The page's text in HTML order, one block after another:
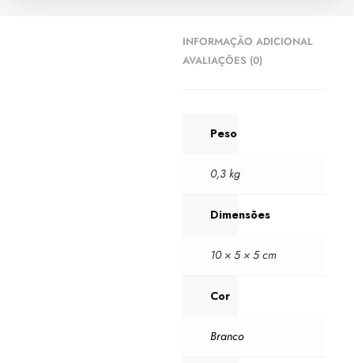
INFORMAÇÃO ADICIONAL
AVALIAÇÕES (0)
Peso
0,3 kg
Dimensões
10 × 5 × 5 cm
Cor
Branco